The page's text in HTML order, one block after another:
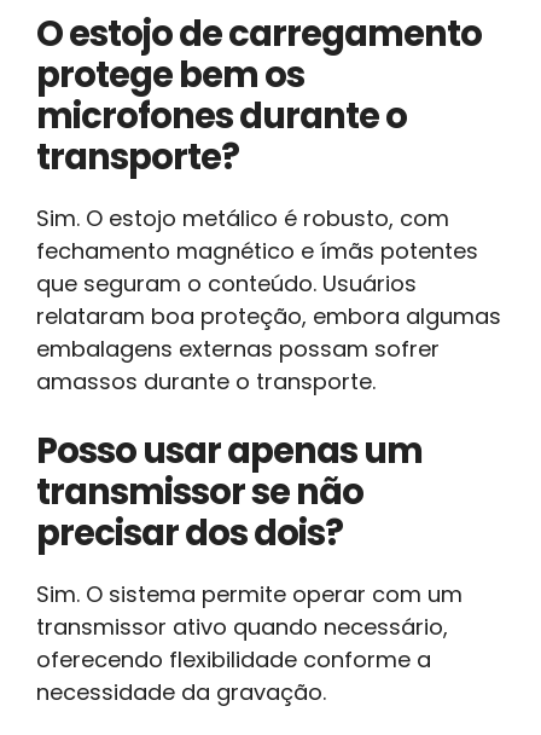
O estojo de carregamento
protege bem os
microfones durante o
transporte?
Sim. O estojo metálico é robusto, com
fechamento magnético e ímãs potentes
que seguram o conteúdo. Usuários
relataram boa proteção, embora algumas
embalagens externas possam sofrer
amassos durante o transporte.
Posso usar apenas um
transmissor se não
precisar dos dois?
Sim. O sistema permite operar com um
transmissor ativo quando necessário,
oferecendo flexibilidade conforme a
necessidade da gravação.